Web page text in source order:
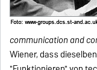
communication and
Wiener, dass